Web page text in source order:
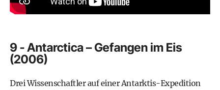
9 - Antarctica – Gefangen im Eis
(2006)
Drei Wissenschaftler auf einer Antarktis-Expedition